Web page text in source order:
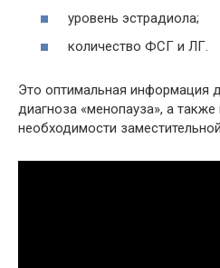
уровень эстрадиола;
количество ФСГ и ЛГ.
Это оптимальная информация
диагноза «менопауза», а также
необходимости